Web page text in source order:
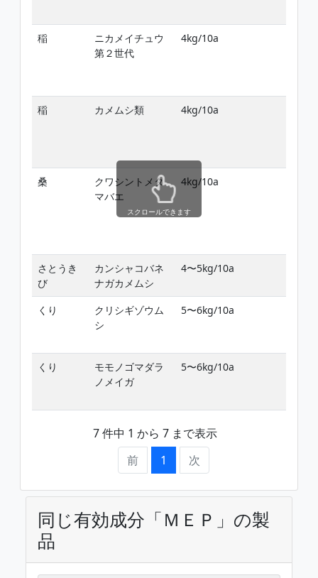
稲
ニカメイチュウ
第２世代
4kg/10a
稲 カメムシ類 4kg/10a
桑
クワシントメタ
マバエ
4kg/10a
さとうき
び
カンシャコバネ
ナガカメムシ
4〜5kg/10a
くり
クリシギゾウム
シ
5〜6kg/10a
くり
モモノゴマダラ
ノメイガ
5〜6kg/10a
7 件中 1 から 7 まで表示
前
1 次
スクロールできます
同じ有効成分「ＭＥＰ」の製
品